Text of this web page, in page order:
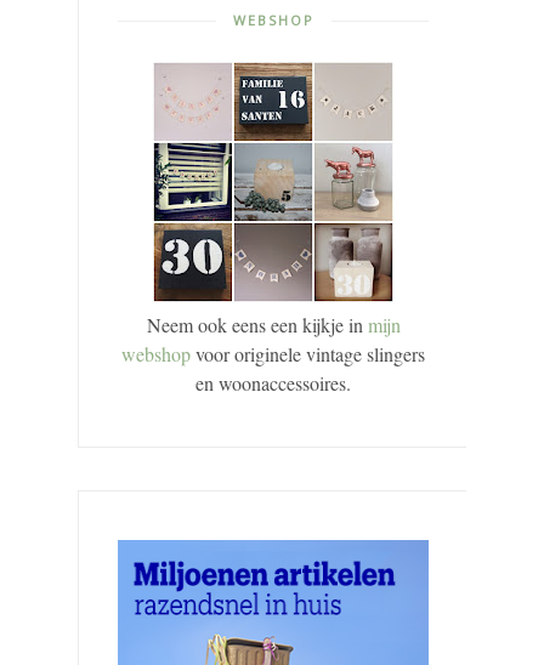
WEBSHOP
Neem ook eens een kijkje in mijn
webshopvoor originele vintage slingers
en woonaccessoires.